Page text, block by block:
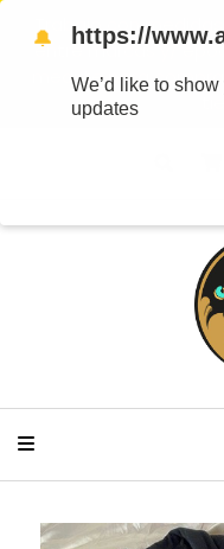
Trabajo con
entre marcas y/
medirte para
🔔 https://
We’d like to
updates